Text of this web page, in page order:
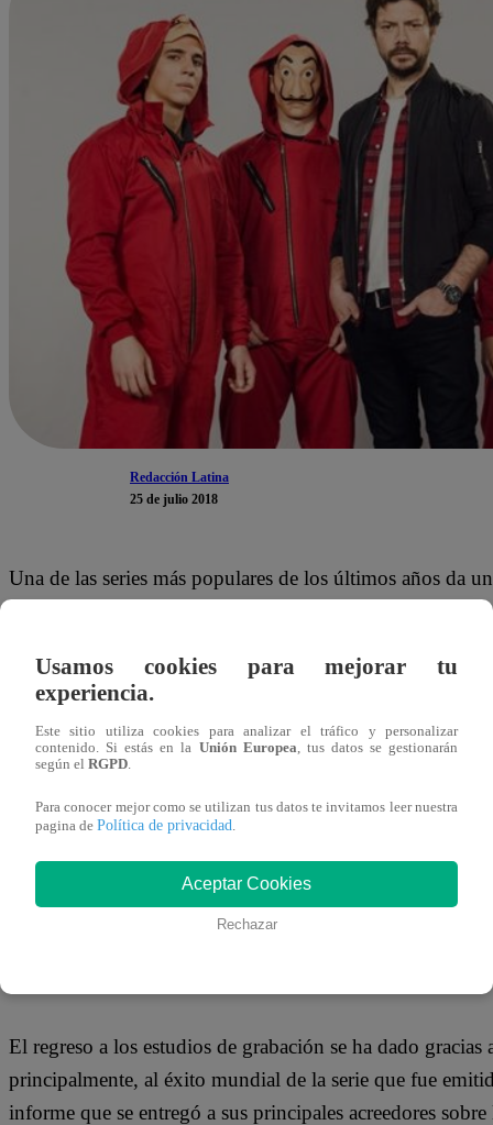
Redacción Latina
25 de julio 2018
Una de las series más populares de los últimos años da
muy poco de darle más historias interesantes a todos
serie de ficción española.
de la portada del guión, mostrando el capítulo uno,
Colmenar en la publicación.
El regreso a los estudios de grabación se ha dado
principalmente, al éxito mundial de la serie que fue
informe que se entregó a sus principales acreedores
Usamos cookies para mejorar tu
experiencia.
Este sitio utiliza cookies para analizar el tráfico y personalizar
contenido. Si estás en la Unión Europea, tus datos se gestionarán
según el RGPD.
Para conocer mejor como se utilizan tus datos te invitamos leer nuestra
pagina de Política de privacidad.
Aceptar Cookies
Rechazar